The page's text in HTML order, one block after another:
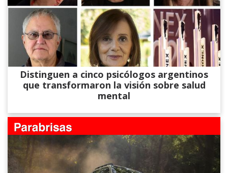
Distinguen a cinco psicólogos argentinos
que transformaron la visión sobre salud
mental